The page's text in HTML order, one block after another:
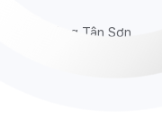
phường Tân Sơn